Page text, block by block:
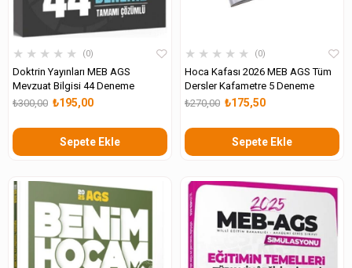
★ ★ ★ ★ ★ 0
Doktrin Yayınları MEB AGS
Mevzuat Bilgisi 44 Deneme
₺195,00
₺300,00
Sepete Ekle
★ ★ ★ ★ ★ 0
Hoca Kafası 2026 MEB AGS Tüm
Dersler Kafametre 5 Deneme
₺175,50
₺270,00
Sepete Ekle